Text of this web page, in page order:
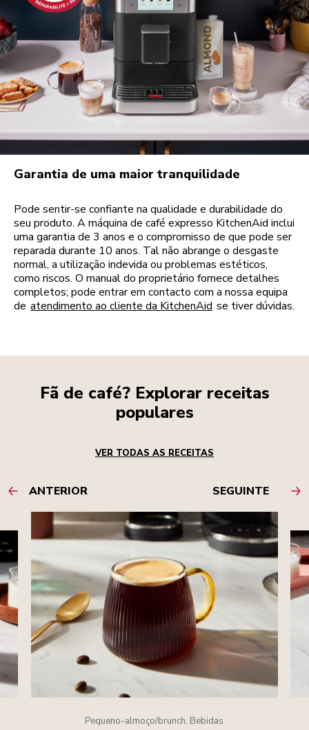
Garantia de uma maior tranquilidade
Pode sentir-se confiante na qualidade e durabilidade do
seu produto. A máquina de café expresso KitchenAid inclui
uma garantia de 3 anos e o compromisso de que pode ser
reparada durante 10 anos. Tal não abrange o desgaste
normal, a utilização indevida ou problemas estéticos,
como riscos. O manual do proprietário fornece detalhes
completos; pode entrar em contacto com a nossa equipa
de atendimento ao cliente da KitchenAid se tiver dúvidas.
Fã de café? Explorar receitas
populares
VER TODAS AS RECEITAS
ANTERIOR SEGUINTE
Pequeno-almoço/brunch, Bebidas